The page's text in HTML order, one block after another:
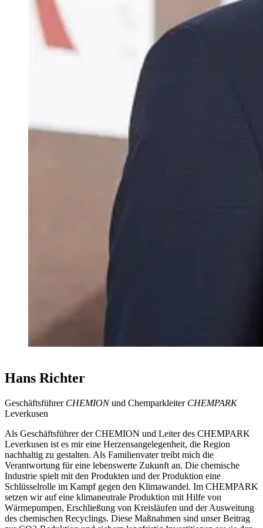
Hans Richter
Geschäftsführer CHEMIONund Chemparkleiter CHEMPARK
Leverkusen
Als Geschäftsführer der CHEMION und Leiter des CHEMPARK
Leverkusen ist es mir eine Herzensangelegenheit, die Region
nachhaltig zu gestalten. Als Familienvater treibt mich die
Verantwortung für eine lebenswerte Zukunft an. Die chemische
Industrie spielt mit den Produkten und der Produktion eine
Schlüsselrolle im Kampf gegen den Klimawandel. Im CHEMPARK
setzen wir auf eine klimaneutrale Produktion mit Hilfe von
Wärmepumpen, Erschließung von Kreisläufen und der Ausweitung
des chemischen Recyclings. Diese Maßnahmen sind unser Beitrag